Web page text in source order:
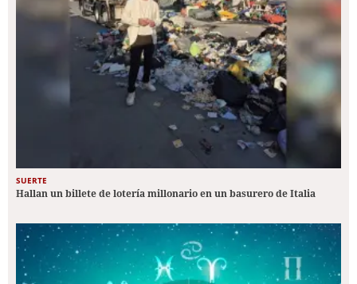
SUERTE
Hallan un billete de lotería millonario en un basurero de Italia